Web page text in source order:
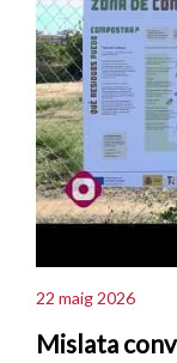
22 maig 2026
Mislata